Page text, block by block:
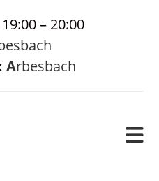
– 20:00
Arbesbach